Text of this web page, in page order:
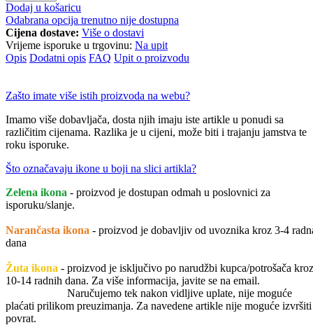
Dodaj u košaricu
Odabrana opcija trenutno nije dostupna
Cijena dostave: Više o dostavi
Vrijeme isporuke u trgovinu: Na upit
Opis Dodatni opis FAQ Upit o proizvodu
Zašto imate više istih proizvoda na webu?
Imamo više dobavljača, dosta njih imaju iste artikle u ponudi sa
različitim cijenama. Razlika je u cijeni, može biti i trajanju jamstva te
roku isporuke.
Što označavaju ikone u boji na slici artikla?
Zelena ikona - proizvod je dostupan odmah u poslovnici za
isporuku/slanje.
Narančasta ikona - proizvod je dobavljiv od uvoznika kroz 3-4
dana
Žuta ikona - proizvod je isključivo po narudžbi kupca/potrošača kroz
10-14 radnih dana. Za više informacija, javite se na email.
Naručujemo tek nakon vidljive uplate, nije moguće
plaćati prilikom preuzimanja. Za navedene artikle nije moguće izvršiti
povrat.